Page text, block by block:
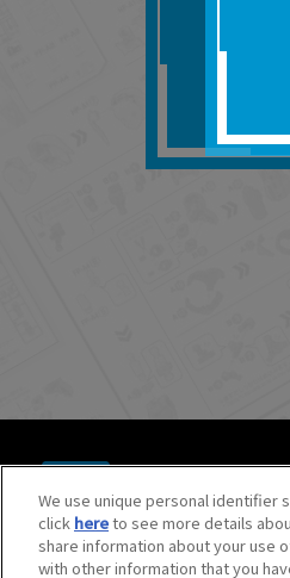
© BANDAI SPIRITS
©創通・サンライズ ©
©SOTSU・SUNRISE
©Nintendo・
©Pokémon.
We use unique personal identifier
click hereto see more details
share information about your use
with other information that you